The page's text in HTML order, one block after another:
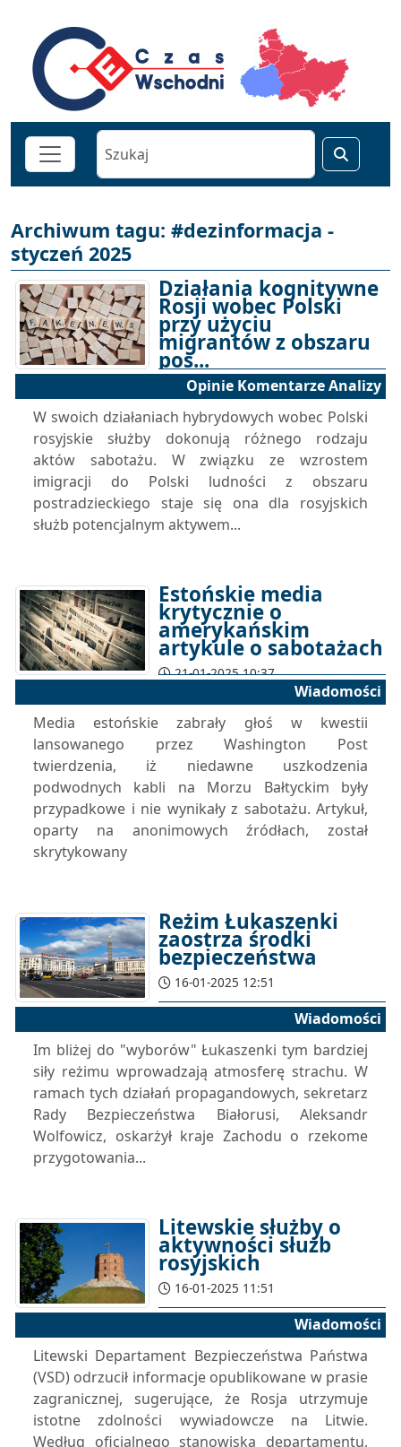
Archiwum tagu: #dezinformacja -
styczeń 2025
Działania kognitywne
Rosji wobec Polski
przy użyciu
migrantów z obszaru
pos...
13-01-2025 17:00
Opinie Komentarze Analizy
W swoich działaniach hybrydowych wobec Polski
rosyjskie służby dokonują różnego rodzaju
aktów sabotażu. W związku ze wzrostem
imigracji do Polski ludności z obszaru
postradzieckiego staje się ona dla rosyjskich
służb potencjalnym aktywem...
Estońskie media
krytycznie o
amerykańskim
artykule o sabotażach
21-01-2025 10:37
Wiadomości
Media estońskie zabrały głoś w kwestii
lansowanego przez Washington Post
twierdzenia, iż niedawne uszkodzenia
podwodnych kabli na Morzu Bałtyckim były
przypadkowe i nie wynikały z sabotażu. Artykuł,
oparty na anonimowych źródłach, został
skrytykowany
Reżim Łukaszenki
zaostrza środki
bezpieczeństwa
16-01-2025 12:51
Wiadomości
Im bliżej do "wyborów" Łukaszenki tym bardziej
siły reżimu wprowadzają atmosferę strachu. W
ramach tych działań propagandowych, sekretarz
Rady Bezpieczeństwa Białorusi, Aleksandr
Wolfowicz, oskarżył kraje Zachodu o rzekome
przygotowania...
Litewskie służby o
aktywności służb
rosyjskich
16-01-2025 11:51
Wiadomości
Litewski Departament Bezpieczeństwa Państwa
(VSD) odrzucił informacje opublikowane w prasie
zagranicznej, sugerujące, że Rosja utrzymuje
istotne zdolności wywiadowcze na Litwie.
Według oficjalnego stanowiska departamentu,